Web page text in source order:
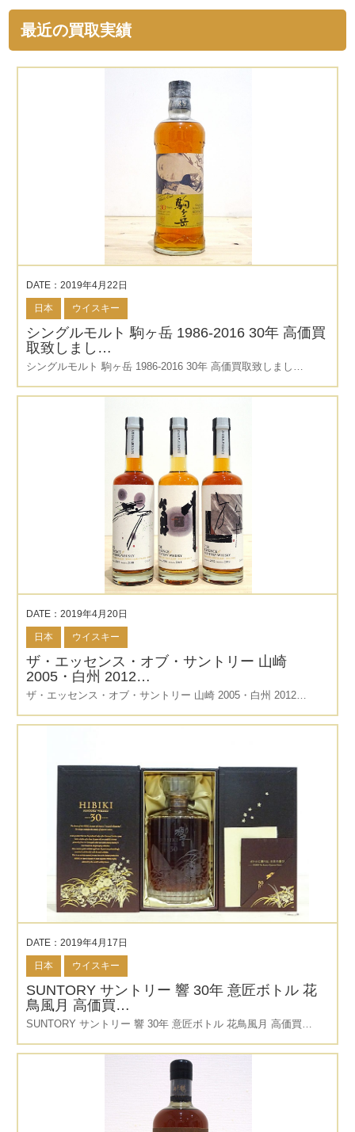
最近の買取実績
DATE：2019年4月22日
日本 ウイスキー
シングルモルト 駒ヶ岳 1986-2016 30年 高価買
取致しまし…
シングルモルト 駒ヶ岳 1986-2016 30年 高価買取致しまし…
DATE：2019年4月20日
日本 ウイスキー
ザ・エッセンス・オブ・サントリー 山崎
2005・白州 2012…
ザ・エッセンス・オブ・サントリー 山崎 2005・白州 2012…
DATE：2019年4月17日
日本 ウイスキー
SUNTORY サントリー 響 30年 意匠ボトル 花
鳥風月 高価買…
SUNTORY サントリー 響 30年 意匠ボトル 花鳥風月 高価買…